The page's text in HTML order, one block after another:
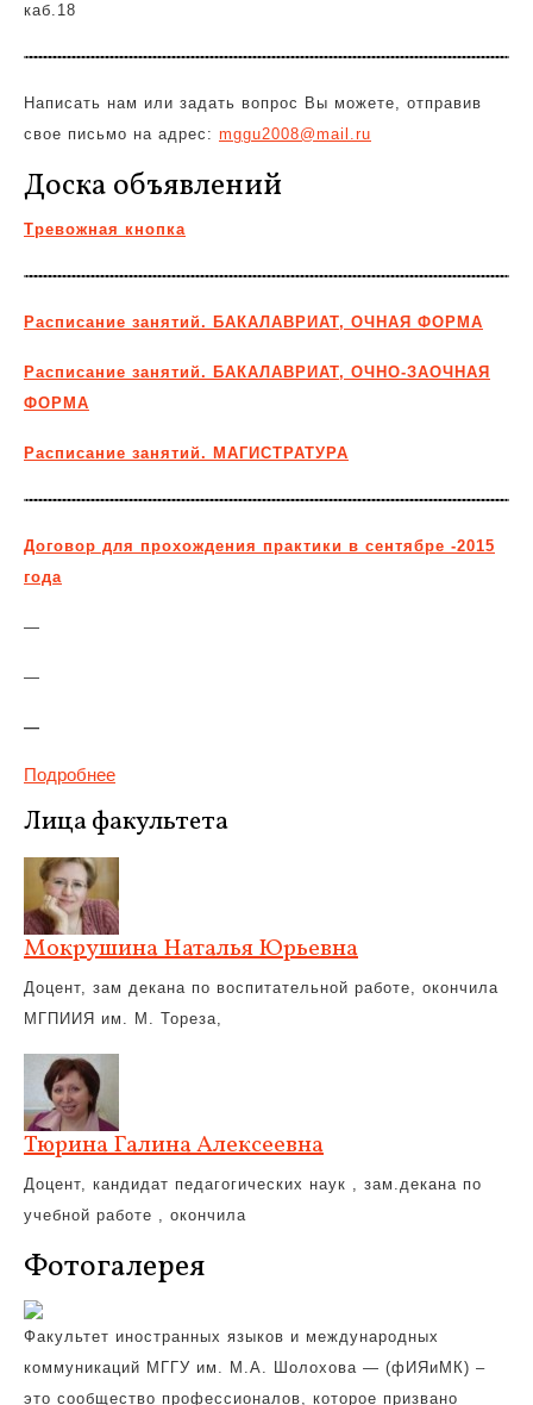
каб.18
Написать нам или задать вопрос Вы можете, отправив
свое письмо на адрес: mggu2008@mail.ru
Доска объявлений
Тревожная кнопка
Расписание занятий. БАКАЛАВРИАТ, ОЧНАЯ ФОРМА
Расписание занятий. БАКАЛАВРИАТ, ОЧНО-ЗАОЧНАЯ
ФОРМА
Расписание занятий. МАГИСТРАТУРА
Договор для прохождения практики в сентябре -2015
года
—
—
—
Подробнее
Лица факультета
Мокрушина Наталья Юрьевна
Доцент, зам декана по воспитательной работе, окончила
МГПИИЯ им. М. Тореза,
Тюрина Галина Алексеевна
Доцент, кандидат педагогических наук , зам.декана по
учебной работе , окончила
Фотогалерея
Факультет иностранных языков и международных
коммуникаций МГГУ им. М.А. Шолохова — (фИЯиМК) –
это сообщество профессионалов, которое призвано